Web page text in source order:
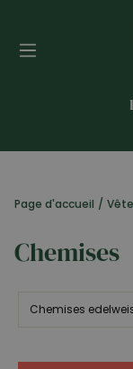
Page d'accueil /
Chemises
Chemises